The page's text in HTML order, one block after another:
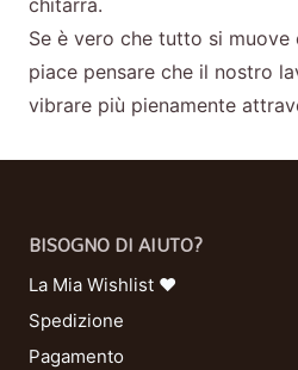
Se è vero che tutto si
piace pensare che il nostro
vibrare più pienamente
BISOGNO DI AIUTO?
La Mia Wishlist ❤
Spedizione
Pagamento